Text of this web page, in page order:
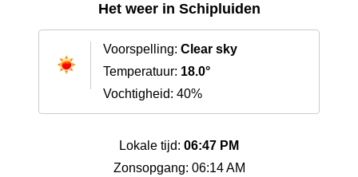
Het weer in Schipluiden
Voorspelling: Clear sky
Temperatuur: 18.0°
Vochtigheid: 40%
Lokale tijd: 06:47 PM
Zonsopgang: 06:14 AM